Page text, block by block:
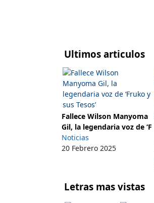
Ultimos articulos
Fallece Wilson Manyoma
Gil, la legendaria voz de ‘F
Noticias
20 Febrero 2025
Letras mas vistas